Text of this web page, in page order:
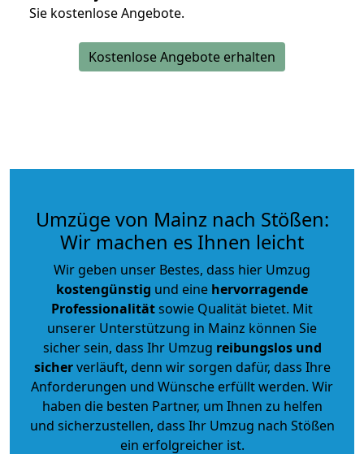
Sie kostenlose Angebote.
Kostenlose Angebote erhalten
Umzüge von Mainz nach Stößen:
Wir machen es Ihnen leicht
Wir geben unser Bestes, dass hier Umzug
kostengünstig und eine hervorragende
Professionalitätsowie Qualität bietet. Mit
unserer Unterstützung in Mainz können Sie
sicher sein, dass Ihr Umzug reibungslos und
sicherverläuft, denn wir sorgen dafür, dass Ihre
Anforderungen und Wünsche erfüllt werden. Wir
haben die besten Partner, um Ihnen zu helfen
und sicherzustellen, dass Ihr Umzug nach Stößen
ein erfolgreicher ist.